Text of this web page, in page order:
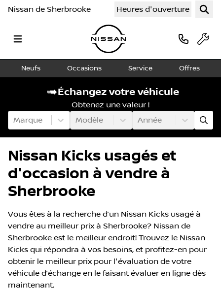
Nissan de Sherbrooke Heures d'ouverture
Neufs Occasions Service Offres
Échangez votre véhicule
Obtenez une valeur !
Marque
Modèle Année
Nissan Kicks usagés et
d'occasion à vendre à
Sherbrooke
Vous êtes à la recherche d’un Nissan Kicks usagé à
vendre au meilleur prix à Sherbrooke? Nissan de
Sherbrooke est le meilleur endroit! Trouvez le Nissan
Kicks qui répondra à vos besoins, et profitez-en pour
obtenir le meilleur prix pour l'évaluation de votre
véhicule d’échange en le faisant évaluer en ligne dès
maintenant.